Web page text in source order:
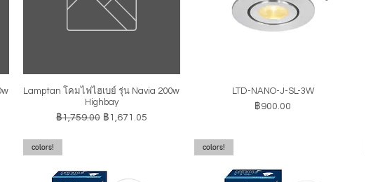
ดูข้อมูลด่วน
Lamptan โคมไฟไฮเบย์ รุ่น Navia 200w
Highbay
ราคาปกติ
฿1,759.00 ราคาขายลด
฿1,671.05
ดูข้อมูลด่วน
LTD-NANO-J-SL-3W
ราคา
฿900.00
colors! colors!